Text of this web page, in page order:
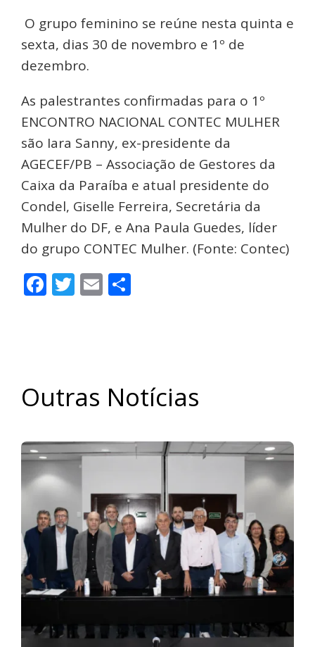
O grupo feminino se reúne nesta quinta e
sexta, dias 30 de novembro e 1º de
dezembro.
As palestrantes confirmadas para o 1º
ENCONTRO NACIONAL CONTEC MULHER
são Iara Sanny, ex-presidente da
AGECEF/PB – Associação de Gestores da
Caixa da Paraíba e atual presidente do
Condel, Giselle Ferreira, Secretária da
Mulher do DF, e Ana Paula Guedes, líder
do grupo CONTEC Mulher. (Fonte: Contec)
Facebook
Twitter
Email
Outras Notícias